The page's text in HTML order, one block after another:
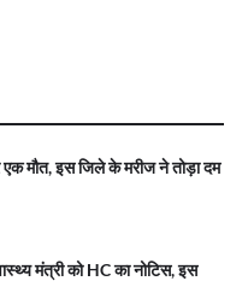
एक मौत, इस जिले के मरीज ने तोड़ा दम
मंत्री को HC का नोटिस, इस